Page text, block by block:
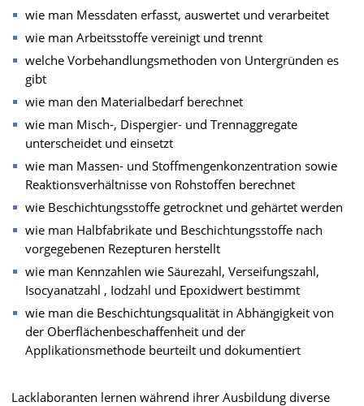
wie man Messdaten erfasst, auswertet und verarbeitet
wie man Arbeitsstoffe vereinigt und trennt
welche Vorbehandlungsmethoden von Untergründen es
gibt
wie man den Materialbedarf berechnet
wie man Misch-, Dispergier- und Trennaggregate
unterscheidet und einsetzt
wie man Massen- und Stoffmengenkonzentration sowie
Reaktionsverhältnisse von Rohstoffen berechnet
wie Beschichtungsstoffe getrocknet und gehärtet werden
wie man Halbfabrikate und Beschichtungsstoffe nach
vorgegebenen Rezepturen herstellt
wie man Kennzahlen wie Säurezahl, Verseifungszahl,
Isocyanatzahl , Iodzahl und Epoxidwert bestimmt
wie man die Beschichtungsqualität in Abhängigkeit von
der Oberflächenbeschaffenheit und der
Applikationsmethode beurteilt und dokumentiert
Lacklaboranten lernen während ihrer Ausbildung diverse